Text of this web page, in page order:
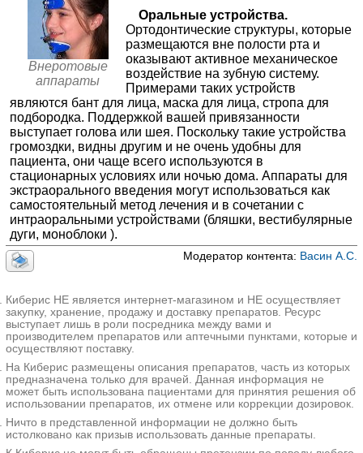
Домостом в Домодедово
Домодедово; ул. 1-я Коммунистическая, стр. 1;
+7(495..показать
6500-12500₽ Запись
Брем на Смоленской
Москва; ул. Смоленская, д. 11, корп. 2; м. Фрунзенская
+7(495..показать
7500₽ Запись
Медлайн-Сервис на Мичуринском проспекте
Москва; Мичуринский пр-т, д. 31, корп. 7; м. Раменки
+7(495..показать
7500₽ Запись
Мединцентр в 4-ом Добрынинском переулке
Москва; 4-ый Добрынинский пер., д. 4; м. Добрынинская
+7(495
Стоматология Алекс в Жуковском на Солнечной
Жуковский; ул. Солнечная, д. 10;
+7(800..показать
Стоматология Алекс в Жуковском на Жуковского
Жуковский; ул. Жуковского, д. 18;
8470₽ Запись
Функциональные аппараты
≈12224₽
Механические аппараты
≈18556₽
✚Ретейнеры ≈4976₽
Внеротовые
аппараты
Оральные устройства.
Ортодонтические структуры, которые
размещаются вне полости рта и
оказывают активное механическое
воздействие на зубную систему.
Примерами таких устройств
являются бант для лица, маска для лица, стропа для
подбородка. Поддержкой вашей привязанности
выступает голова или шея. Поскольку такие устройства
громоздки, видны другим и не очень удобны для
пациента, они чаще всего используются в
стационарных условиях или ночью дома. Аппараты для
экстраорального введения могут использоваться как
самостоятельный метод лечения и в сочетании с
интраоральными устройствами (бляшки, вестибулярные
дуги, моноблоки ).
Модератор контента: Васин А.С.
Киберис НЕ является интернет-магазином и НЕ осуществляет
закупку, хранение, продажу и доставку препаратов. Ресурс
выступает лишь в роли посредника между вами и
производителем препаратов или аптечными пунктами, которые и
осуществляют поставку.
На Киберис размещены описания препаратов, часть из которых
предназначена только для врачей. Данная информация не
может быть использована пациентами для принятия решения об
использовании препаратов, их отмене или коррекции дозировок.
Ничто в представленной информации не должно быть
истолковано как призыв использовать данные препараты.